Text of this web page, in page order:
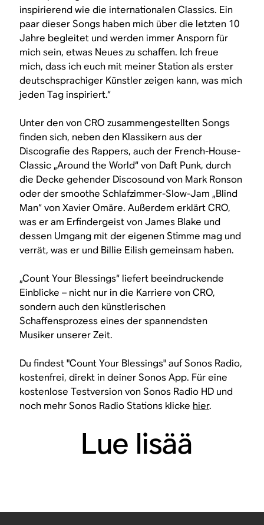
inspirierend wie die internationalen Classics. Ein
paar dieser Songs haben mich über die letzten 10
Jahre begleitet und werden immer Ansporn für
mich sein, etwas Neues zu schaffen. Ich freue
mich, dass ich euch mit meiner Station als erster
deutschsprachiger Künstler zeigen kann, was mich
jeden Tag inspiriert.“
Unter den von CRO zusammengestellten Songs
finden sich, neben den Klassikern aus der
Discografie des Rappers, auch der French-House-
Classic „Around the World“ von Daft Punk, durch
die Decke gehender Discosound von Mark Ronson
oder der smoothe Schlafzimmer-Slow-Jam „Blind
Man“ von Xavier Omäre. Außerdem erklärt CRO,
was er am Erfindergeist von James Blake und
dessen Umgang mit der eigenen Stimme mag und
verrät, was er und Billie Eilish gemeinsam haben.
„Count Your Blessings“ liefert beeindruckende
Einblicke – nicht nur in die Karriere von CRO,
sondern auch den künstlerischen
Schaffensprozess eines der spannendsten
Musiker unserer Zeit.
Du findest "Count Your Blessings" auf Sonos Radio,
kostenfrei, direkt in deiner Sonos App. Für eine
kostenlose Testversion von Sonos Radio HD und
noch mehr Sonos Radio Stations klicke hier.
Lue lisää